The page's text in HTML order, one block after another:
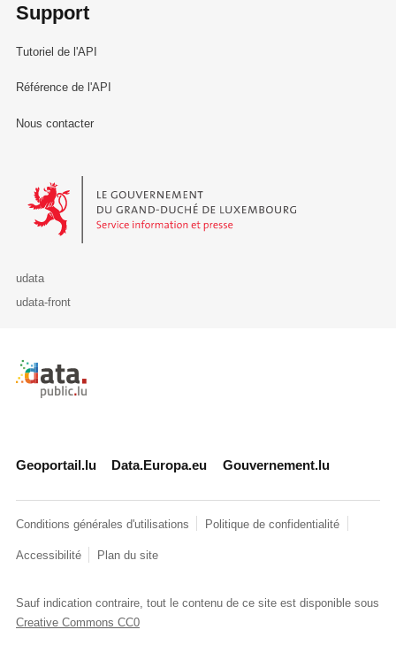
Support
Tutoriel de l'API
Référence de l'API
Nous contacter
Le Gouvernement du Grand-Duché de Luxembourg - Service
udata
udata-front
Retour à l'accueil de data.public.lu
Geoportail.lu Data.Europa.eu Gouvernement.lu
Conditions générales d'utilisations Politique de confidentialité
Accessibilité Plan du site
Sauf indication contraire, tout le contenu de ce site est disponible sous
Creative Commons CC0